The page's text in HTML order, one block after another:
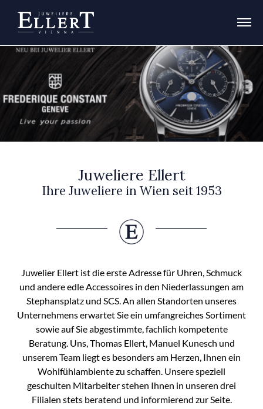
Juweliere Ellert
Ihre Juweliere in Wien seit 1953
Juwelier Ellert ist die erste Adresse für Uhren, Schmuck
und andere edle Accessoires in den Niederlassungen am
Stephansplatz und SCS. An allen Standorten unseres
Unternehmens erwartet Sie ein umfangreiches Sortiment
sowie auf Sie abgestimmte, fachlich kompetente
Beratung. Uns, Thomas Ellert, Manuel Kunesch und
unserem Team liegt es besonders am Herzen, Ihnen ein
Wohlfühlambiente zu schaffen. Unsere speziell
geschulten Mitarbeiter stehen Ihnen in unseren drei
Filialen stets beratend und informierend zur Seite.